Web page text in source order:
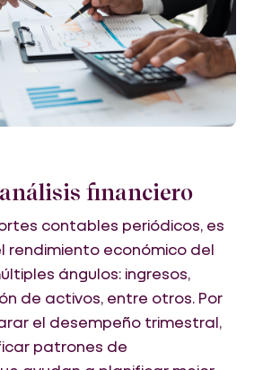
financiero
contables periódicos, es
rendimiento económico del
ángulos: ingresos,
de activos, entre otros. Por
el desempeño trimestral,
patrones de